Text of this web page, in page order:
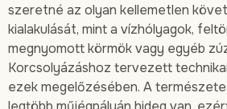
szeretné az olyan kellemetlen
kialakulását, mint a vízhólyagok,
megnyomott körmök vagy egyéb
Korcsolyázáshoz tervezett
ezek megelőzésében. A